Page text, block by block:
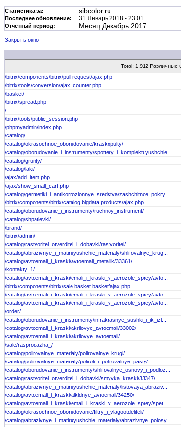
Статистика за: sibcolor.ru
Последнее обновление: 31 Январь 2018 - 23:01
Отчетный период: Месяц Декабрь 2017
Закрыть окно
Total: 1,912 Различные
/bitrix/components/bitrix/pull.request/ajax.php
/bitrix/tools/conversion/ajax_counter.php
/basket/
/bitrix/spread.php
/
/bitrix/tools/public_session.php
/phpmyadmin/index.php
/catalog/
/catalog/okrasochnoe_oborudovanie/kraskopulty/
/catalog/oborudovanie_i_instrumenty/spottery_i_komplektuyushchie...
/catalog/grunty/
/catalog/laki/
/ajax/add_item.php
/ajax/show_small_cart.php
/catalog/germetiki_i_antikorrozionnye_sredstva/zashchitnoe_pokry...
/bitrix/components/bitrix/catalog.bigdata.products/ajax.php
/catalog/oborudovanie_i_instrumenty/ruchnoy_instrument/
/catalog/shpatlevki/
/brand/
/bitrix/admin/
/catalog/rastvoritel_otverditel_i_dobavki/rastvoritel/
/catalog/abrazivnye_i_matiruyushchie_materialy/shlifovalnye_krug...
/catalog/avtoemali_i_kraski/avtoemali_metallik/33361/
/kontakty_1/
/catalog/avtoemali_i_kraski/emali_i_kraski_v_aerozole_sprey/avto...
/bitrix/components/bitrix/sale.basket.basket/ajax.php
/catalog/avtoemali_i_kraski/emali_i_kraski_v_aerozole_sprey/avto...
/catalog/avtoemali_i_kraski/emali_i_kraski_v_aerozole_sprey/avto...
/order/
/catalog/oborudovanie_i_instrumenty/infrakrasnye_sushki_i_ik_izl...
/catalog/avtoemali_i_kraski/akrilovye_avtoemali/33002/
/catalog/avtoemali_i_kraski/akrilovye_avtoemali/
/sale/rasprodazha_/
/catalog/polirovalnye_materialy/polirovalnye_krugi/
/catalog/polirovalnye_materialy/poliroli_i_polirovalnye_pasty/
/catalog/oborudovanie_i_instrumenty/shlifovalnye_osnovy_i_podloz...
/catalog/rastvoritel_otverditel_i_dobavki/smyvka_kraski/33347/
/catalog/abrazivnye_i_matiruyushchie_materialy/listovaya_abraziv...
/catalog/avtoemali_i_kraski/alkidnye_avtoemali/34250/
/catalog/avtoemali_i_kraski/emali_i_kraski_v_aerozole_sprey/spet...
/catalog/okrasochnoe_oborudovanie/filtry_i_vlagootdeliteli/
/catalog/abrazivnye_i_matiruyushchie_materialy/abrazivnye_polosy...